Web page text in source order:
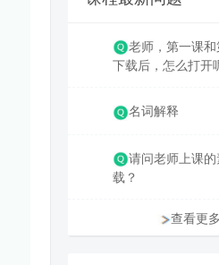
老师，第一课
下载后，怎么打开
名词解释
请问老师上课
载？
查看更多